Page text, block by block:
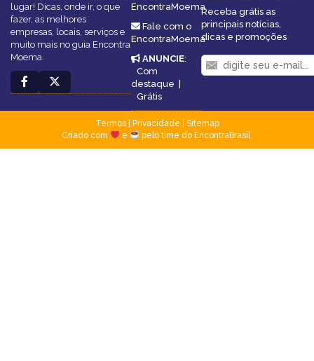
lugar! Dicas, onde ir, o que
fazer, as melhores
empresas, locais, serviços e
muito mais no guia Encontra
Moema.
EncontraMoema
Fale com o
EncontraMoema
ANUNCIE:
Com
destaque |
Grátis
Receba grátis as
principais notícias,
dicas e promoções
Termos| Privacidade
Sitemap
Criado com
e pelo time do EncontraBrasil